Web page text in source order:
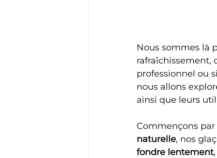
Nous sommes là
rafraîchissement,
professionnel ou
nous allons
ainsi que leurs
Commençons par
naturelle, nos
fondre lentement